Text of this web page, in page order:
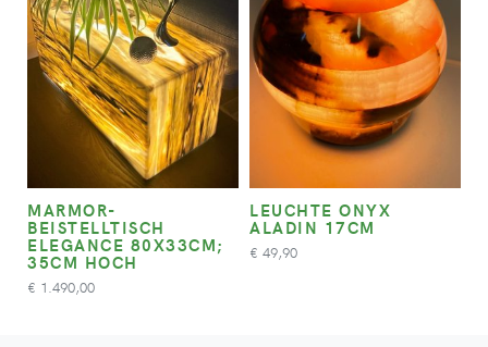
MARMOR-
BEISTELLTISCH
ELEGANCE 80X33CM;
35CM HOCH
€ 1.490,00
LEUCHTE ONYX
ALADIN 17CM
€ 49,90